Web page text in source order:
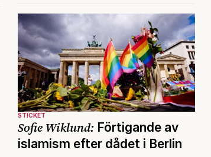
STICKET
Sofie Wiklund: Förtigande av
islamism efter dådet i Berlin